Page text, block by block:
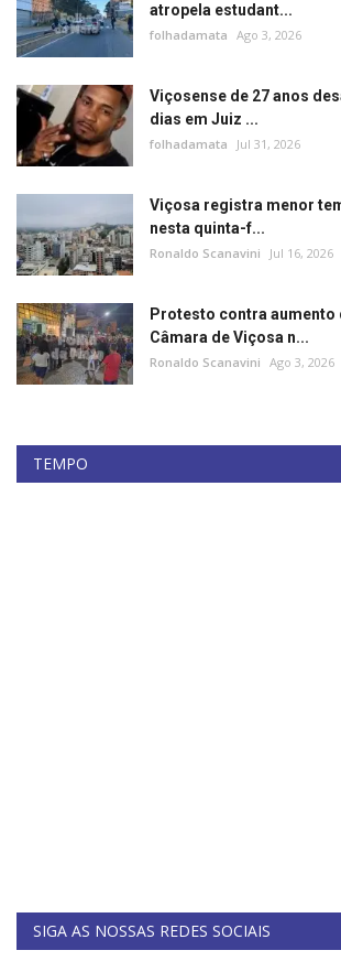
atropela estudant...
folhadamata Ago 3, 2026
Viçosense de 27 anos
dias em Juiz ...
folhadamata Jul 31, 2026
Viçosa registra menor
nesta quinta-f...
Ronaldo Scanavini Jul 16, 2026
Protesto contra aumento
Câmara de Viçosa n...
Ronaldo Scanavini Ago 3, 2026
TEMPO
SIGA AS NOSSAS REDES SOCIAIS